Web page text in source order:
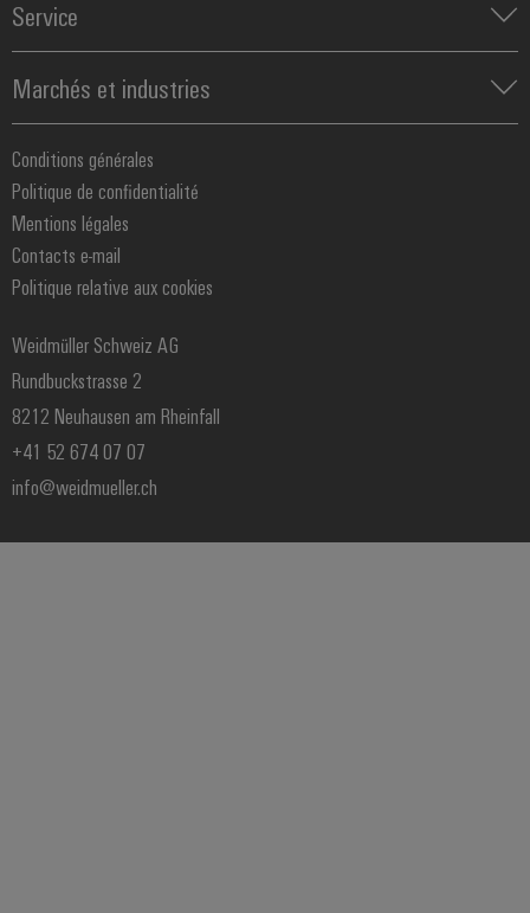
Commandes et Edge
Outils professionnels
Solutions de gestion énergétique
IoT industriel
E-mobilité
Smart Cabinet Building
Solutions Workplace
Service
Rails de raccordement équipés
Boîtiers modifiés et équipés
Service de livraison rapide
Conseils en matière de connectivité
Weidmüller Configurator
Données techniques
eShop
Marchés et industries
Machine et Automatisation d'usines
Énergie
Transport
Fabricant d'équipements
Process
Distribution
Conditions générales
Politique de confidentialité
Mentions légales
Contacts e-mail
Politique relative aux cookies
Weidmüller Schweiz AG
Rundbuckstrasse 2
8212 Neuhausen am Rheinfall
+41 52 674 07 07
info@weidmueller.ch